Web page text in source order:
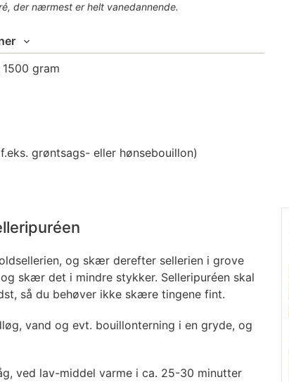
der nærmest er helt vanedannende.
gram
grøntsags- eller hønsebouillon)
og skær derefter sellerien i grove
skær det i mindre stykker. Selleripuréen skal
så du behøver ikke skære tingene fint.
vand og evt. bouillonterning i en gryde, og
ved lav-middel varme i ca. 25-30 minutter